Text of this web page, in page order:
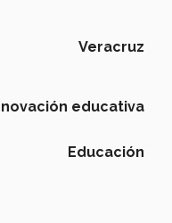
Veracruz
educativa
Educación